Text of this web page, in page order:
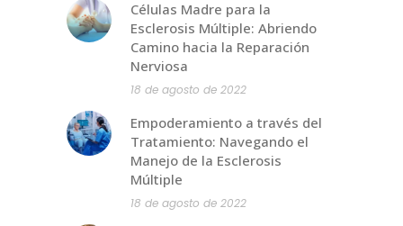
Células Madre para la
Esclerosis Múltiple: Abriendo
Camino hacia la Reparación
Nerviosa
18 de agosto de 2022
Empoderamiento a través del
Tratamiento: Navegando el
Manejo de la Esclerosis
Múltiple
18 de agosto de 2022